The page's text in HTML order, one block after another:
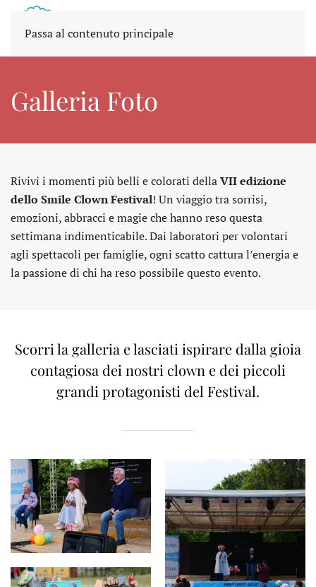
Passa al contenuto principale
Galleria Foto
Rivivi i momenti più belli e colorati dellaVII edizione
dello Smile Clown Festival! Un viaggio tra sorrisi,
emozioni, abbracci e magie che hanno reso questa
settimana indimenticabile. Dai laboratori per volontari
agli spettacoli per famiglie, ogni scatto cattura l’energia e
la passione di chi ha reso possibile questo evento.
Scorri la galleria e lasciati ispirare dalla gioia
contagiosa dei nostri clown e dei piccoli
grandi protagonisti del Festival.